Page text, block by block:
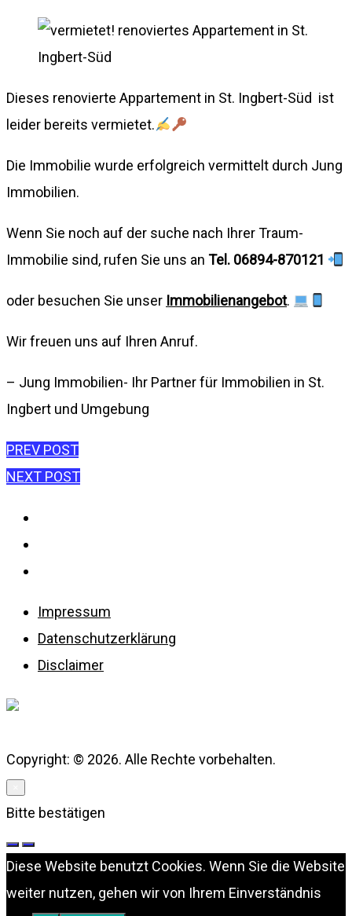
Dieses renovierte Appartement in St. Ingbert-Süd ist
leider bereits vermietet.
Die Immobilie wurde erfolgreich vermittelt durch Jung
Immobilien.
Wenn Sie noch auf der suche nach Ihrer Traum-
Immobilie sind, rufen Sie uns an Tel. 06894-870121
oder besuchen Sie unser Immobilienangebot.
Wir freuen uns auf Ihren Anruf.
– Jung Immobilien- Ihr Partner für Immobilien in St.
Ingbert und Umgebung
Beitragsnavigation
PREV POST
NEXT POST
Impressum
Datenschutzerklärung
Disclaimer
Copyright: © 2026. Alle Rechte vorbehalten.
Bitte bestätigen
Diese Website benutzt Cookies. Wenn Sie die Website
weiter nutzen, gehen wir von Ihrem Einverständnis